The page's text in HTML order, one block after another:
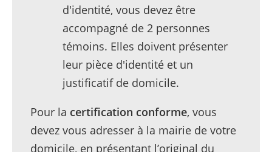
d'identité, vous devez être
accompagné de 2 personnes
témoins. Elles doivent présenter
leur pièce d'identité et un
justificatif de domicile.
Pour la certification conforme, vous
devez vous adresser à la mairie de votre
domicile, en présentant l’original du